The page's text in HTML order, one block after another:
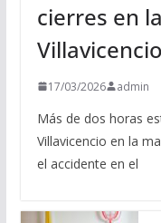
cierres en
Villavicencio
17/03/2026 admin
Más de dos horas
Villavicencio en la
el accidente en el